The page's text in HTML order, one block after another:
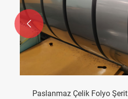
Paslanmaz Çelik Folyo Şerit
